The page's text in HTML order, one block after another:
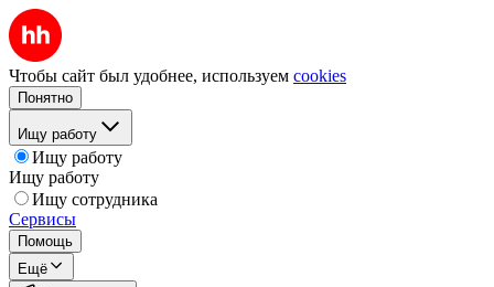
Чтобы сайт был удобнее, используем cookies
Понятно
Ищу работу
Ищу работу
Ищу работу
Ищу сотрудника
Сервисы
Помощь
Ещё